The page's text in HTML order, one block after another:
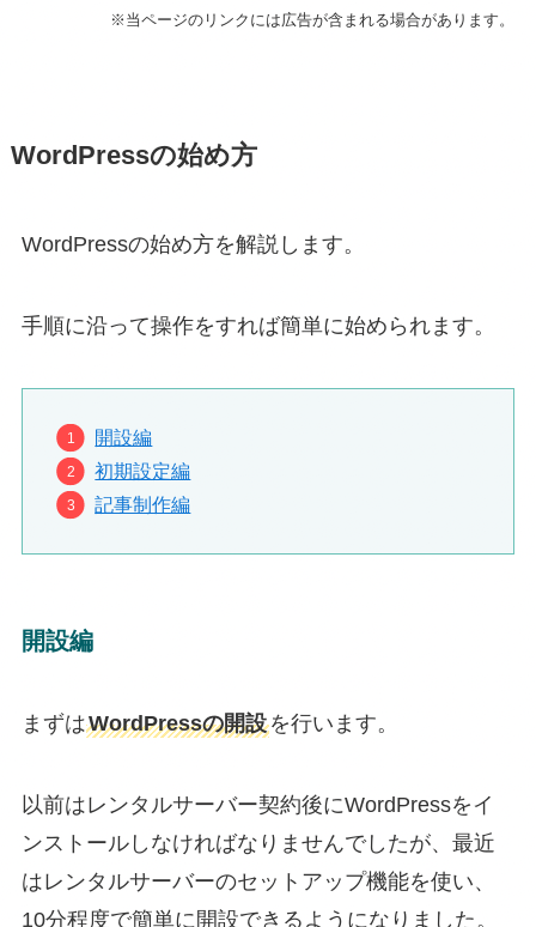
※当ページのリンクには広告が含まれる場合があります。
WordPressの始め方
WordPressの始め方を解説します。
手順に沿って操作をすれば簡単に始められます。
開設編
初期設定編
記事制作編
開設編
まずはWordPressの開設を行います。
以前はレンタルサーバー契約後にWordPressをイ
ンストールしなければなりませんでしたが、最近
はレンタルサーバーのセットアップ機能を使い、
10分程度で簡単に開設できるようになりました。